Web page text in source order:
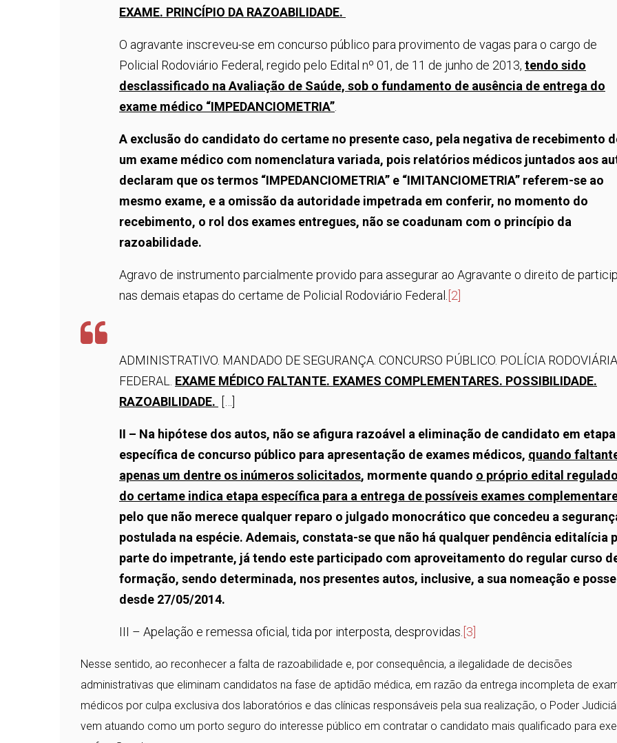
EXAME. PRINCÍPIO DA RAZOABILIDADE.
O agravante inscreveu-se em concurso público para provimento de vagas para o cargo de
Policial Rodoviário Federal, regido pelo Edital nº 01, de 11 de junho de 2013, tendo sido
desclassificado na Avaliação de Saúde, sob o fundamento de ausência de entrega do
exame médico “IMPEDANCIOMETRIA”.
A exclusão do candidato do certame no presente caso, pela negativa de recebimento
um exame médico com nomenclatura variada, pois relatórios médicos juntados aos
declaram que os termos “IMPEDANCIOMETRIA” e “IMITANCIOMETRIA” referem-se ao
mesmo exame, e a omissão da autoridade impetrada em conferir, no momento do
recebimento, o rol dos exames entregues, não se coadunam com o princípio da
razoabilidade.
Agravo de instrumento parcialmente provido para assegurar ao Agravante o direito de
nas demais etapas do certame de Policial Rodoviário Federal. [2]
ADMINISTRATIVO. MANDADO DE SEGURANÇA. CONCURSO PÚBLICO. POLÍCIA RODOVIÁRIA
FEDERAL. EXAME MÉDICO FALTANTE. EXAMES COMPLEMENTARES. POSSIBILIDADE.
RAZOABILIDADE.
[…]
II – Na hipótese dos autos, não se afigura razoável a eliminação de candidato em etapa
específica de concurso público para apresentação de exames médicos, quando
apenas um dentre os inúmeros solicitados, mormente quando o próprio edital
do certame indica etapa específica para a entrega de possíveis exames
pelo que não merece qualquer reparo o julgado monocrático que concedeu a
postulada na espécie. Ademais, constata-se que não há qualquer pendência editalícia
parte do impetrante, já tendo este participado com aproveitamento do regular curso
formação, sendo determinada, nos presentes autos, inclusive, a sua nomeação e posse
desde 27/05/2014.
III – Apelação e remessa oficial, tida por interposta, desprovidas. [3]
Nesse sentido, ao reconhecer a falta de razoabilidade e, por consequência, a ilegalidade de decisões
administrativas que eliminam candidatos na fase de aptidão médica, em razão da entrega incompleta de
médicos por culpa exclusiva dos laboratórios e das clínicas responsáveis pela sua realização, o Poder
vem atuando como um porto seguro do interesse público em contratar o candidato mais qualificado para